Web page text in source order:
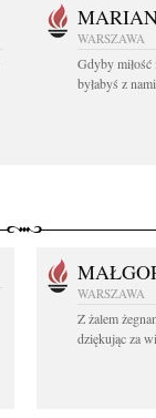
WARSZAWA
Gdyby miłość
byłabyś z
WARSZAWA
Z żalem
dziękując za